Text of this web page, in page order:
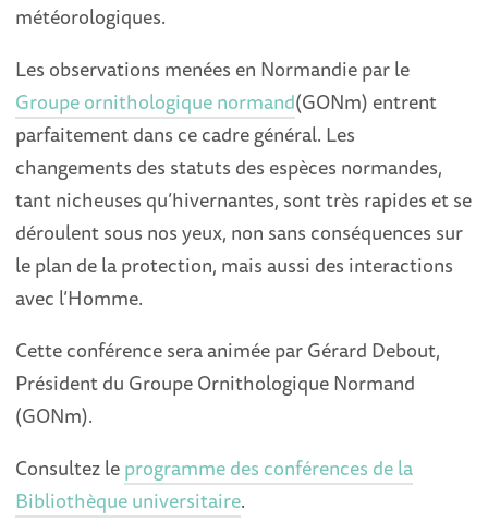
météorologiques.
Les observations menées en Normandie par le
Groupe ornithologique normand(GONm) entrent
parfaitement dans ce cadre général. Les
changements des statuts des espèces normandes,
tant nicheuses qu’hivernantes, sont très rapides et se
déroulent sous nos yeux, non sans conséquences sur
le plan de la protection, mais aussi des interactions
avec l’Homme.
Cette conférence sera animée par Gérard Debout,
Président du Groupe Ornithologique Normand
(GONm).
Consultez leprogramme des conférences de la
Bibliothèque universitaire.